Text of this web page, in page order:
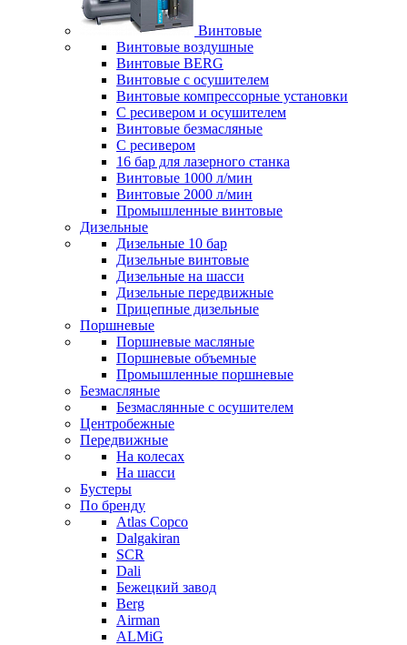
Винтовые
Винтовые воздушные
Винтовые BERG
Винтовые с осушителем
Винтовые компрессорные установки
C ресивером и осушителем
Винтовые безмасляные
C ресивером
16 бар для лазерного станка
Винтовые 1000 л/мин
Винтовые 2000 л/мин
Промышленные винтовые
Дизельные
Дизельные 10 бар
Дизельные винтовые
Дизельные на шасси
Дизельные передвижные
Прицепные дизельные
Поршневые
Поршневые масляные
Поршневые объемные
Промышленные поршневые
Безмасляные
Безмаслянные с осушителем
Центробежные
Передвижные
На колесах
На шасси
Бустеры
По бренду
Atlas Copco
Dalgakiran
SCR
Dali
Бежецкий завод
Berg
Airman
ALMiG